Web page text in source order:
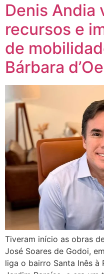
Denis Andia
recursos e
de
Bárbara
Tiveram início as obras
José Soares de Godoi,
liga o bairro Santa Inês à